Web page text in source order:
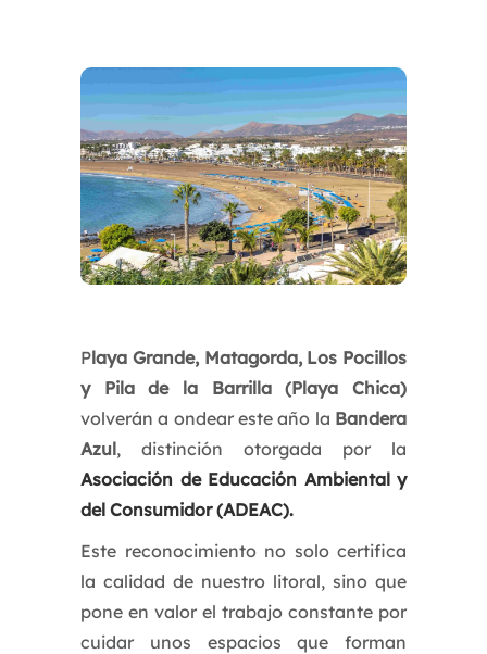
Playa Grande, Matagorda, Los Pocillos
y Pila de la Barrilla (Playa Chica)
volverán a ondear este año la Bandera
Azul, distinción otorgada por la
Asociación de Educación Ambiental y
del Consumidor (ADEAC).
Este reconocimiento no solo certifica
la calidad de nuestro litoral, sino que
pone en valor el trabajo constante por
cuidar unos espacios que forman